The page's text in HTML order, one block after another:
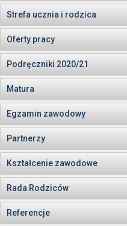
Strefa ucznia i rodzica
Oferty pracy
Podręczniki 2020/21
Matura
Egzamin zawodowy
Partnerzy
Kształcenie zawodowe
Rada Rodziców
Referencje